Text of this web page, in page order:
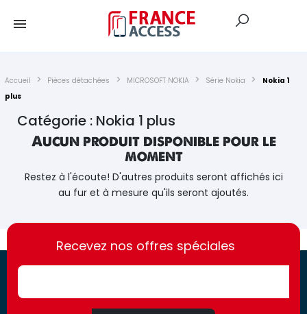
Accueil Pièces détachées MICROSOFT NOKIA Série Nokia
Nokia 1
plus
Catégorie : Nokia 1 plus
Aucun produit disponible pour le
moment
Restez à l'écoute! D'autres produits seront affichés ici
au fur et à mesure qu'ils seront ajoutés.
https://france-
access.fr
https://france-
access.fr
Recevez nos offres spéciales